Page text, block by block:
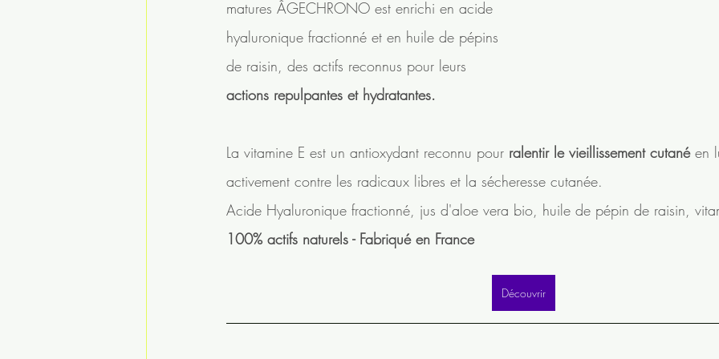
matures ÂGECHRONO est enrichi en acide
hyaluronique fractionné et en huile de pépins
de raisin, des actifs reconnus pour leurs
actions repulpantes et hydratantes.
La vitamine E est un antioxydant reconnu pour ralentir le vieillissement cutané en
activement contre les radicaux libres et la sécheresse cutanée.
Acide Hyaluronique fractionné, jus d'aloe vera bio, huile de pépin de raisin,
100% actifs naturels - Fabriqué en France
Découvrir